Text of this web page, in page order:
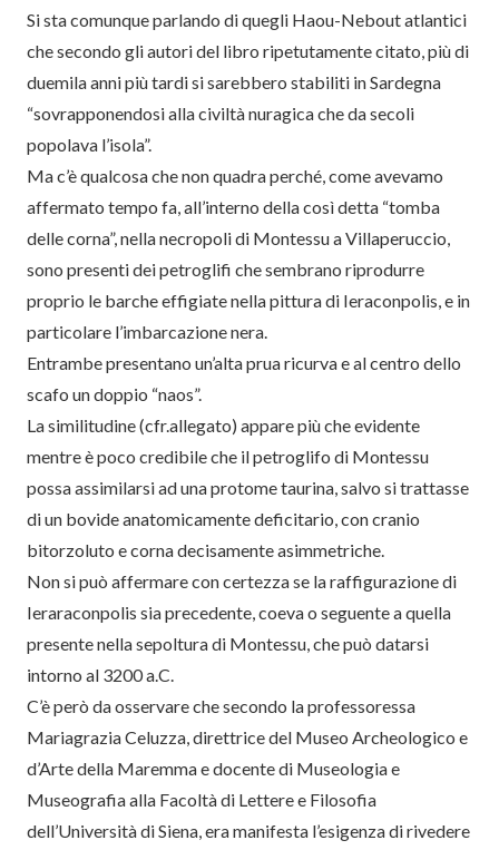
Si sta comunque parlando di quegli Haou-Nebout atlantici
che secondo gli autori del libro ripetutamente citato, più di
duemila anni più tardi si sarebbero stabiliti in Sardegna
“sovrapponendosi alla civiltà nuragica che da secoli
popolava l’isola”.
Ma c’è qualcosa che non quadra perché, come avevamo
affermato tempo fa, all’interno della così detta “tomba
delle corna”, nella necropoli di Montessu a Villaperuccio,
sono presenti dei petroglifi che sembrano riprodurre
proprio le barche effigiate nella pittura di Ieraconpolis, e in
particolare l’imbarcazione nera.
Entrambe presentano un’alta prua ricurva e al centro dello
scafo un doppio “naos”.
La similitudine (cfr.allegato) appare più che evidente
mentre è poco credibile che il petroglifo di Montessu
possa assimilarsi ad una protome taurina, salvo si trattasse
di un bovide anatomicamente deficitario, con cranio
bitorzoluto e corna decisamente asimmetriche.
Non si può affermare con certezza se la raffigurazione di
Ieraraconpolis sia precedente, coeva o seguente a quella
presente nella sepoltura di Montessu, che può datarsi
intorno al 3200 a.C.
C’è però da osservare che secondo la professoressa
Mariagrazia Celuzza, direttrice del Museo Archeologico e
d’Arte della Maremma e docente di Museologia e
Museografia alla Facoltà di Lettere e Filosofia
dell’Università di Siena, era manifesta l’esigenza di rivedere